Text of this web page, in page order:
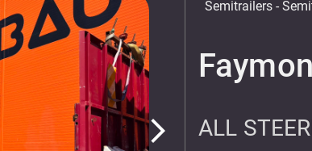
arrow_forward_ios
Semitrailers -
ALL